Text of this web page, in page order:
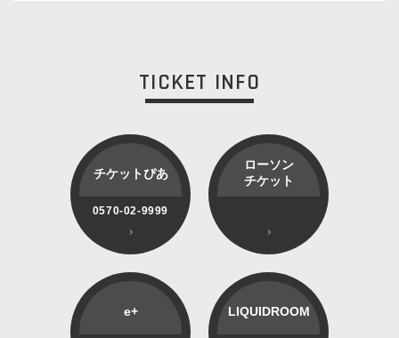
TICKET INFO
チケットぴあ
0570-02-9999
ローソン
チケット
e+ LIQUIDROOM